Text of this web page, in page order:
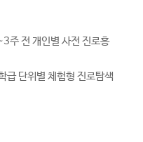
주 전 개인별 사전 진로흥
단위별 체험형 진로탐색